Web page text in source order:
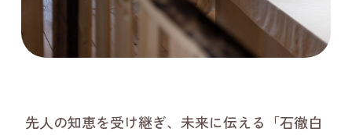
先人の知恵を受け継ぎ、未来に伝える「石徹白